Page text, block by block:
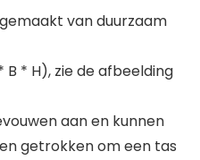
van duurzaam
B * H), zie de afbeelding
aan en kunnen
getrokken om een tas